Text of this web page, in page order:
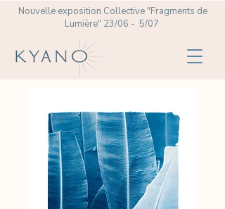
Nouvelle exposition Collective "Fragments de
Lumière" 23/06 - 5/07